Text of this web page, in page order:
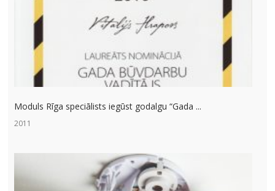
Moduls Rīga speciālists iegūst godalgu “Gada ...
2011